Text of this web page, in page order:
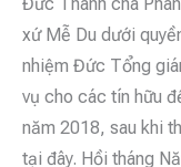
xứ Mễ Du dưới
nhiệm Đức Tổng
vụ cho các tín hữu
năm 2018, sau khi
tại đây. Hồi tháng